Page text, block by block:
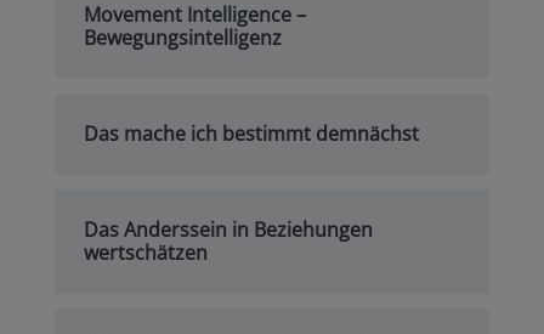
Movement Intelligence –
Bewegungsintelligenz
Das mache ich bestimmt demnächst
Das Anderssein in Beziehungen
wertschätzen